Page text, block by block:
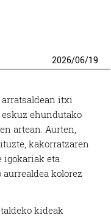
2026/06/19
itxi
eskuz ehundutako
artean. Aurten,
kakorratzaren
igokariak eta
kolorez
kideak